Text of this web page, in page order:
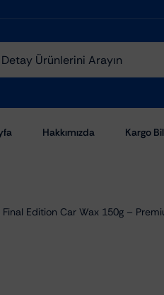
Hakkımızda Kargo
Final Edition Car Wax 150g –